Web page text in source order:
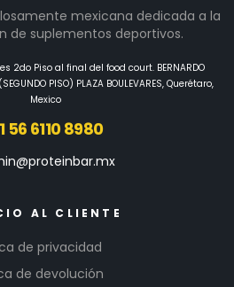
mexicana dedicada a la
de suplementos deportivos.
2do Piso al final del food court. BERNARDO
PISO) PLAZA BOULEVARES, Querétaro,
Mexico
56 6110 8980
AL CLIENTE
de privacidad
de devolución